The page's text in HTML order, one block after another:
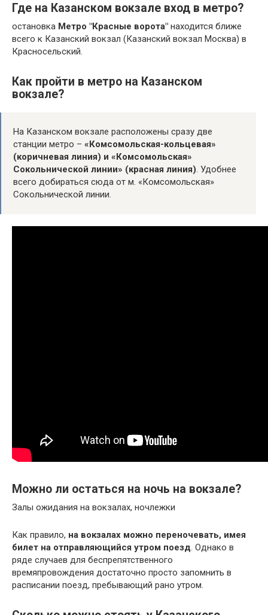
Где на Казанском вокзале вход в метро?
остановка Метро "Красные ворота" находится ближе
всего к Казанский вокзал (Казанский вокзал Москва) в
Красносельский.
Как пройти в метро на Казанском
вокзале?
На Казанском вокзале расположены сразу две
станции метро – «Комсомольская-кольцевая»
(коричневая линия) и «Комсомольская»
Сокольнической линии» (красная линия). Удобнее
всего добираться сюда от м. «Комсомольская»
Сокольнической линии.
Можно ли остаться на ночь на вокзале?
Залы ожидания на вокзалах, ночлежки
Как правило, на вокзалах можно переночевать, имея
билет на отправляющийся утром поезд. Однако в
ряде случаев для беспрепятственного
времяпровождения достаточно просто запомнить в
расписании поезд, пребывающий рано утром.